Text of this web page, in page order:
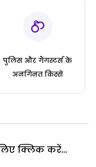
पुलिस और गैंगस्टर्स के
अनगिनत किस्से
क्लिक करें...